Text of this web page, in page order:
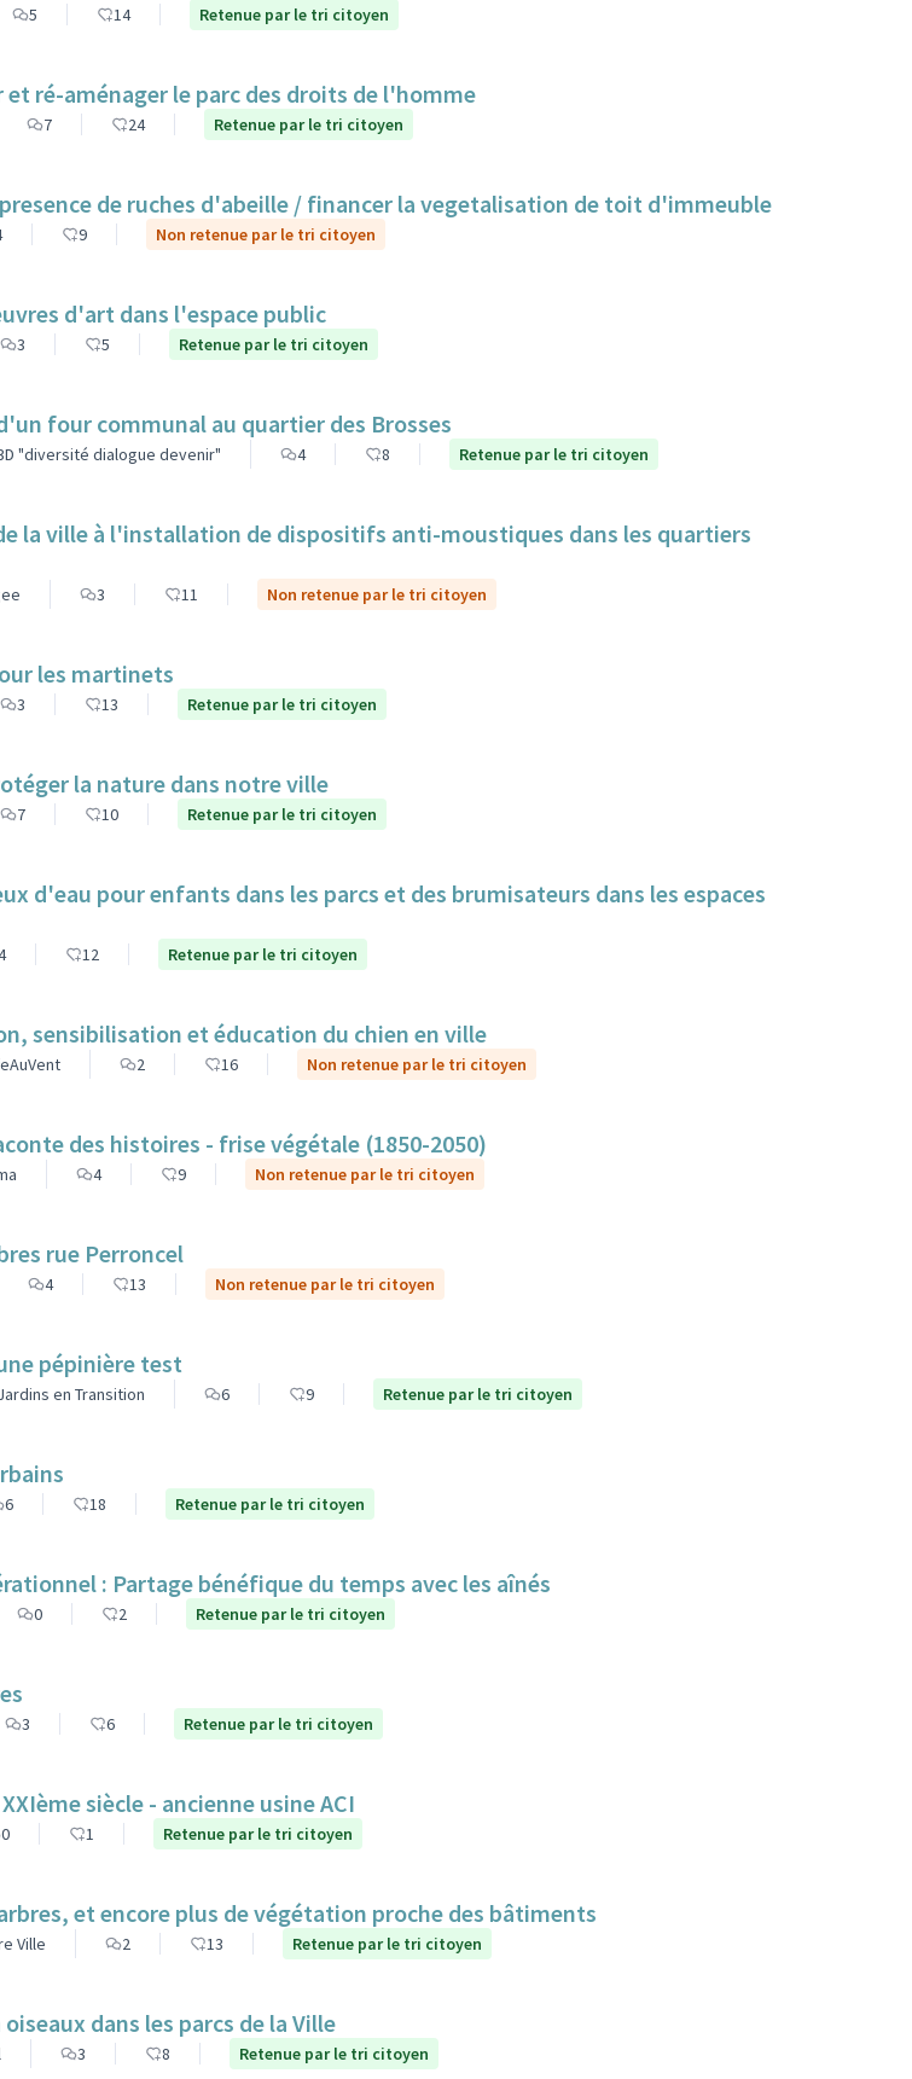
5 14 Retenue par le tri citoyen
et ré-aménager le parc des droits de l'homme
7 24 Retenue par le tri citoyen
de ruches d'abeille / financer la vegetalisation de toit d'immeuble
9 Non retenue par le tri citoyen
d'art dans l'espace public
3 5 Retenue par le tri citoyen
four communal au quartier des Brosses
"diversité dialogue devenir" 4 8 Retenue par le tri citoyen
la ville à l'installation de dispositifs anti-moustiques dans les quartiers
3 11 Non retenue par le tri citoyen
les martinets
3 13 Retenue par le tri citoyen
la nature dans notre ville
7 10 Retenue par le tri citoyen
d'eau pour enfants dans les parcs et des brumisateurs dans les espaces
12 Retenue par le tri citoyen
sensibilisation et éducation du chien en ville
2 16 Non retenue par le tri citoyen
des histoires - frise végétale (1850-2050)
4 9 Non retenue par le tri citoyen
rue Perroncel
4 13 Non retenue par le tri citoyen
pépinière test
en Transition 6 9 Retenue par le tri citoyen
6 18 Retenue par le tri citoyen
: Partage bénéfique du temps avec les aînés
0 2 Retenue par le tri citoyen
3 6 Retenue par le tri citoyen
siècle - ancienne usine ACI
0 1 Retenue par le tri citoyen
et encore plus de végétation proche des bâtiments
Ville 2 13 Retenue par le tri citoyen
oiseaux dans les parcs de la Ville
3 8 Retenue par le tri citoyen